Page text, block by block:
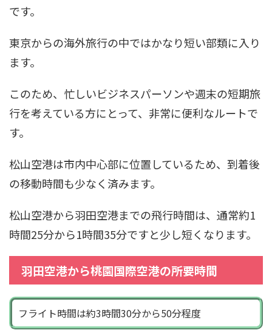
です。
東京からの海外旅行の中ではかなり短い部類に入り
ます。
このため、忙しいビジネスパーソンや週末の短期旅
行を考えている方にとって、非常に便利なルートで
す。
松山空港は市内中心部に位置しているため、到着後
の移動時間も少なく済みます。
松山空港から羽田空港までの飛行時間は、通常約1
時間25分から1時間35分ですと少し短くなります。
羽田空港から桃園国際空港の所要時間
フライト時間は約3時間30分から50分程度